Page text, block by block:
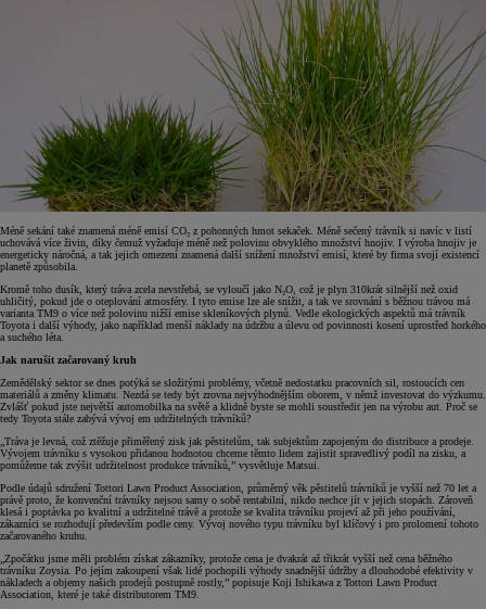
Méně sekání také znamená méně emisí CO₂ z pohonných hmot sekaček. Méně sečený trávník si navíc v listí
uchovává více živin, díky čemuž vyžaduje méně než polovinu obvyklého množství hnojiv. I výroba hnojiv je
energeticky náročná, a tak jejich omezení znamená další snížení množství emisí, které by firma svojí existencí
planetě způsobila.
Kromě toho dusík, který tráva zcela nevstřebá, se vyloučí jako N₂O, což je plyn 310krát silnější než oxid
uhličitý, pokud jde o oteplování atmosféry. I tyto emise lze ale snížit, a tak ve srovnání s běžnou trávou má
varianta TM9 o více než polovinu nižší emise skleníkových plynů. Vedle ekologických aspektů má trávník
Toyota i další výhody, jako například menší náklady na údržbu a úlevu od povinnosti kosení uprostřed horkého
a suchého léta.
Jak narušit začarovaný kruh
Zemědělský sektor se dnes potýká se složitými problémy, včetně nedostatku pracovních sil, rostoucích cen
materiálů a změny klimatu. Nezdá se tedy být zrovna nejvýhodnějším oborem, v němž investovat do výzkumu.
Zvlášť pokud jste největší automobilka na světě a klidně byste se mohli soustředit jen na výrobu aut. Proč se
tedy Toyota stále zabývá vývoj em udržitelných trávníků?
„Tráva je levná, což ztěžuje přiměřený zisk jak pěstitelům, tak subjektům zapojeným do distribuce a prodeje.
Vývojem trávníku s vysokou přidanou hodnotou chceme těmto lidem zajistit spravedlivý podíl na zisku, a
pomůžeme tak zvýšit udržitelnost produkce trávníků,” vysvětluje Matsui.
Podle údajů sdružení Tottori Lawn Product Association, průměrný věk pěstitelů trávníků je vyšší než 70 let a
právě proto, že konvenční trávníky nejsou samy o sobě rentabilní, nikdo nechce jít v jejich stopách. Zároveň
klesá i poptávka po kvalitní a udržitelné trávě a protože se kvalita trávníku projeví až při jeho používání,
zákazníci se rozhodují především podle ceny. Vývoj nového typu trávníku byl klíčový i pro prolomení tohoto
začarovaného kruhu.
„Zpočátku jsme měli problém získat zákazníky, protože cena je dvakrát až třikrát vyšší než cena běžného
trávníku Zoysia. Po jejím zakoupení však lidé pochopili výhody snadnější údržby a dlouhodobé efektivity v
nákladech a objemy našich prodejů postupně rostly,” popisuje Koji Ishikawa z Tottori Lawn Product
Association, které je také distributorem TM9.